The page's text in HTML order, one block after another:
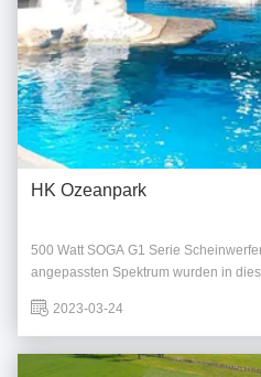
HK Ozeanpark
500 Watt SOGA G1 Serie
angepassten Spektrum wurden in
bringen.60% Energie wurde nach
Strahllampen eingespart. In manchen
2023-03-24